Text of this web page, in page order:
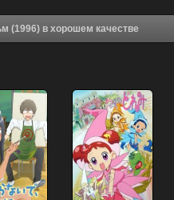
Аниме Повесть о соседях - Фильм (1996) в хорошем качестве